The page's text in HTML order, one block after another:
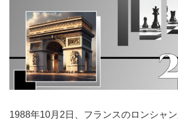
1988年10月2日、フランスのロンシャ